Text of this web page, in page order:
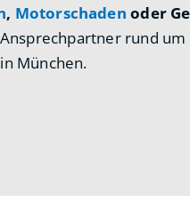
, Motorschaden oder
rund
München.